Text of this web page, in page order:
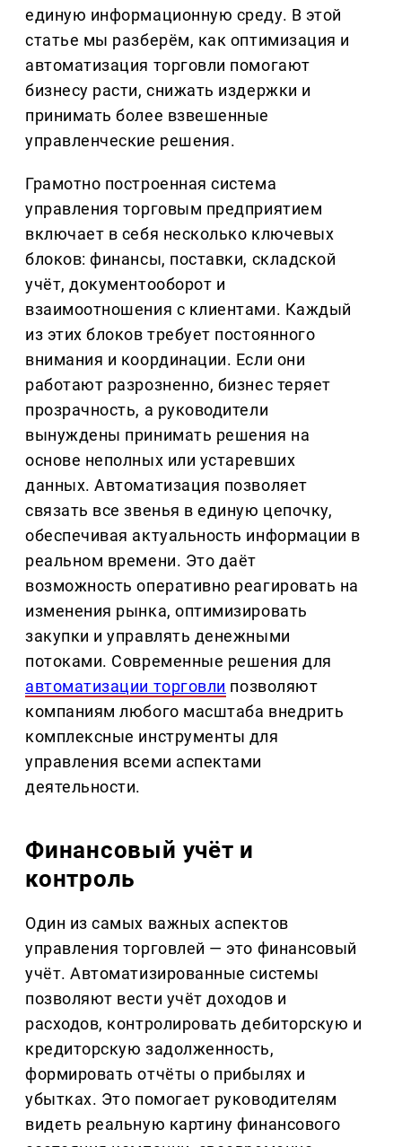
единую информационную среду. В этой
статье мы разберём, как оптимизация и
автоматизация торговли помогают
бизнесу расти, снижать издержки и
принимать более взвешенные
управленческие решения.
Грамотно построенная система
управления торговым предприятием
включает в себя несколько ключевых
блоков: финансы, поставки, складской
учёт, документооборот и
взаимоотношения с клиентами. Каждый
из этих блоков требует постоянного
внимания и координации. Если они
работают разрозненно, бизнес теряет
прозрачность, а руководители
вынуждены принимать решения на
основе неполных или устаревших
данных. Автоматизация позволяет
связать все звенья в единую цепочку,
обеспечивая актуальность информации в
реальном времени. Это даёт
возможность оперативно реагировать на
изменения рынка, оптимизировать
закупки и управлять денежными
потоками. Современные решения для
автоматизации торговли позволяют
компаниям любого масштаба внедрить
комплексные инструменты для
управления всеми аспектами
деятельности.
Финансовый учёт и
контроль
Один из самых важных аспектов
управления торговлей — это финансовый
учёт. Автоматизированные системы
позволяют вести учёт доходов и
расходов, контролировать дебиторскую и
кредиторскую задолженность,
формировать отчёты о прибылях и
убытках. Это помогает руководителям
видеть реальную картину финансового